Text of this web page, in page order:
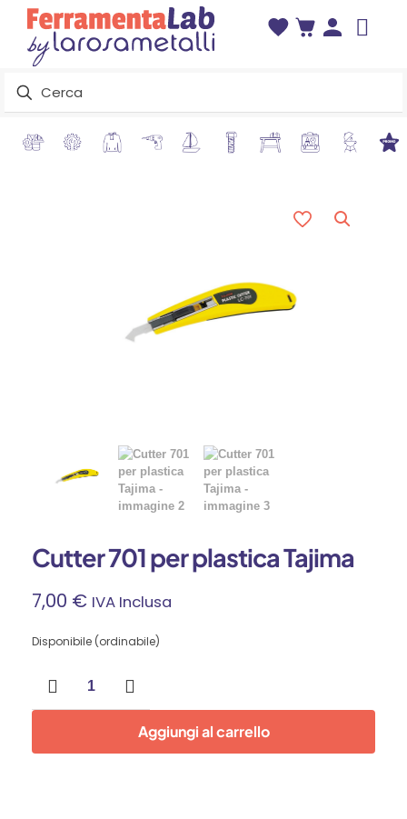
Cutter 701 per plastica Tajima
7,00 € IVA Inclusa
Disponibile (ordinabile)
per
quantità
Aggiungi al carrello